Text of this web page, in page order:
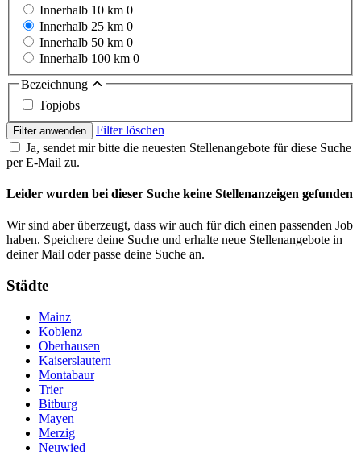
Innerhalb 10 km 0
Innerhalb 25 km 0
Innerhalb 50 km 0
Innerhalb 100 km 0
Bezeichnung
Topjobs
Filter anwenden
Filter löschen
Ja, sendet mir bitte die neuesten Stellenangebote für diese Suche
per E-Mail zu.
Leider wurden bei dieser Suche keine Stellenanzeigen gefunden
Wir sind aber überzeugt, dass wir auch für dich einen passenden Job
haben. Speichere deine Suche und erhalte neue Stellenangebote in
deiner Mail oder passe deine Suche an.
Städte
Mainz
Koblenz
Oberhausen
Kaiserslautern
Montabaur
Trier
Bitburg
Mayen
Merzig
Neuwied